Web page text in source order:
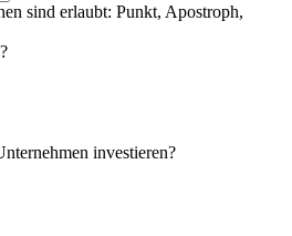
sind erlaubt: Punkt, Apostroph,
investieren?